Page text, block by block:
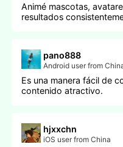
Animé mascotas,
resultados
pano888
Android user from
Es una manera fácil de
contenido atractivo.
hjxxchn
iOS user from China